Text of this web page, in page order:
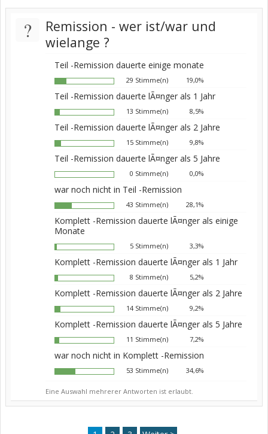
?
Remission - wer ist/war und
wielange ?
Teil -Remission dauerte einige monate
29 Stimme(n) 19,0%
Teil -Remission dauerte lÃ¤nger als 1 Jahr
13 Stimme(n) 8,5%
Teil -Remission dauerte lÃ¤nger als 2 Jahre
15 Stimme(n) 9,8%
Teil -Remission dauerte lÃ¤nger als 5 Jahre
0 Stimme(n) 0,0%
war noch nicht in Teil -Remission
43 Stimme(n) 28,1%
Komplett -Remission dauerte lÃ¤nger als einige
Monate
5 Stimme(n) 3,3%
Komplett -Remission dauerte lÃ¤nger als 1 Jahr
8 Stimme(n) 5,2%
Komplett -Remission dauerte lÃ¤nger als 2 Jahre
14 Stimme(n) 9,2%
Komplett -Remission dauerte lÃ¤nger als 5 Jahre
11 Stimme(n) 7,2%
war noch nicht in Komplett -Remission
53 Stimme(n) 34,6%
Eine Auswahl mehrerer Antworten ist erlaubt.